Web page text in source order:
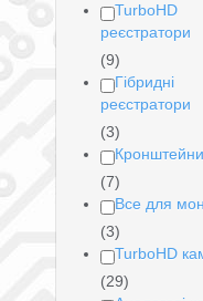
TurboHD
реєстратори
(9)
Гібридні
реєстратори
(3)
(7)
Все для
(3)
TurboHD
(29)